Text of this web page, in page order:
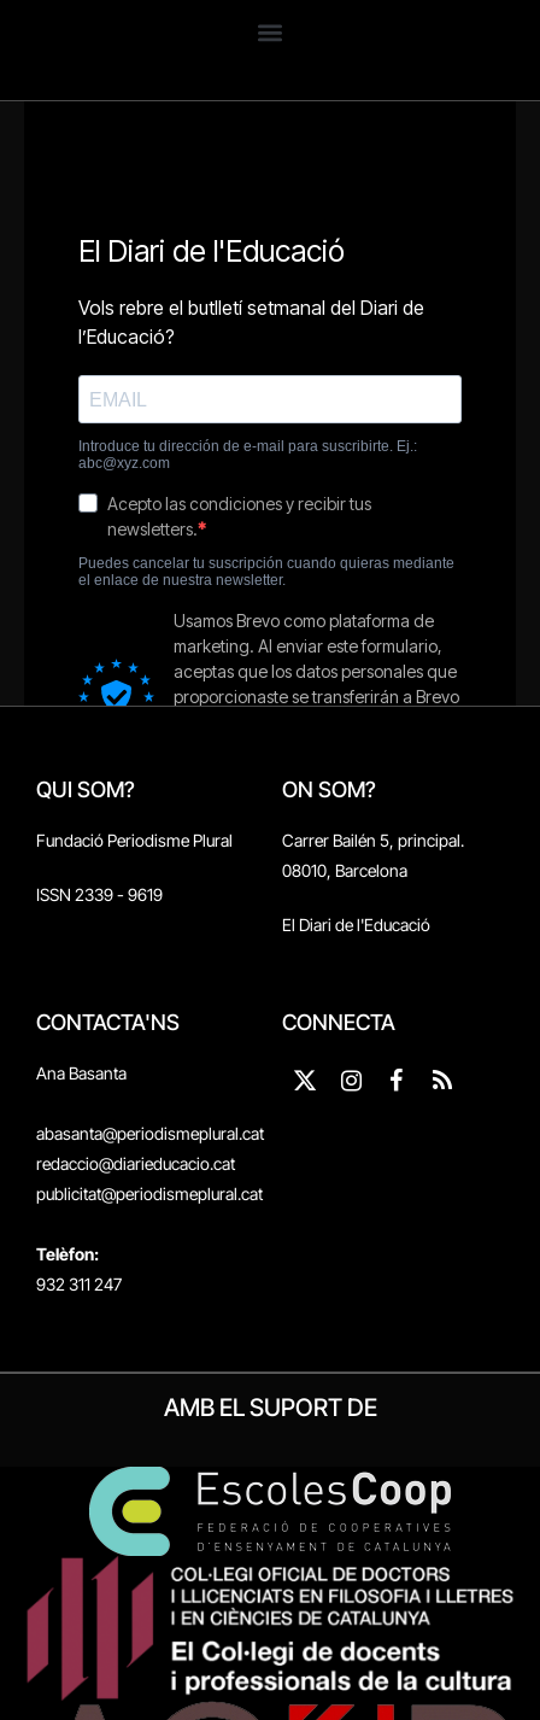
QUI SOM?
Fundació Periodisme Plural
ISSN 2339 - 9619
ON SOM?
Carrer Bailén 5, principal.
08010, Barcelona
El Diari de l'Educació
CONTACTA'NS
Ana Basanta
abasanta@periodismeplural.cat
redaccio@diarieducacio.cat
publicitat@periodismeplural.cat
Telèfon:
932 311 247
CONNECTA
X
Instagram
Facebook
RSS
AMB EL SUPORT DE